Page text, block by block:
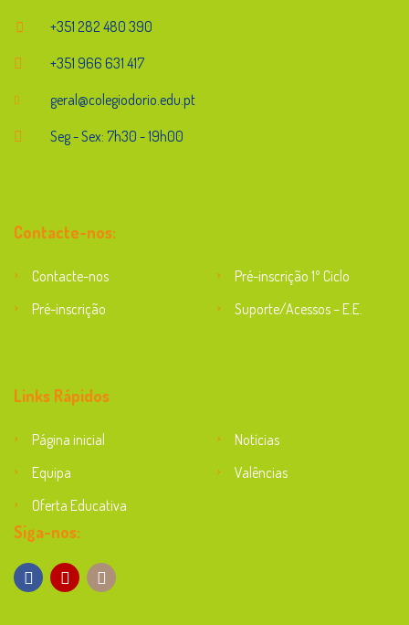
+351 282 480 390
+351 966 631 417
geral@colegiodorio.edu.pt
Seg - Sex: 7h30 - 19h00
Contacte-nos:
Contacte-nos
Pré-inscrição 1º Ciclo
Pré-inscrição
Suporte/Acessos – E.E.
Links Rápidos
Página inicial
Notícias
Equipa
Valências
Oferta Educativa
Siga-nos: